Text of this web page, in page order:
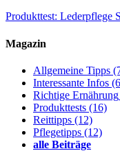
Produkttest: Lederpflege
Magazin
Allgemeine Tipps
Interessante Infos
Richtige Ernährung
Produkttests (16)
Reittipps (12)
Pflegetipps (12)
alle Beiträge